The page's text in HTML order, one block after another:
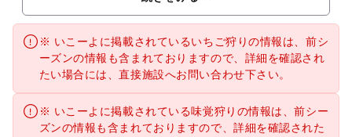
※ いこーよに掲載されているいちご狩りの情報は、前シ
ーズンの情報も含まれておりますので、詳細を確認され
たい場合には、直接施設へお問い合わせ下さい。
※ いこーよに掲載されている味覚狩りの情報は、前シー
ズンの情報も含まれておりますので、詳細を確認された